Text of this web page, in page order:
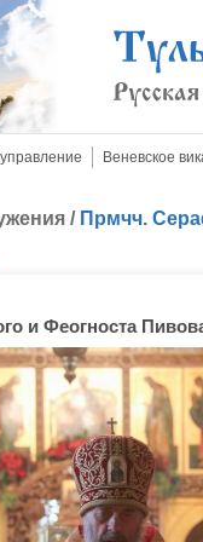
Веневское
/ Прмчч.
и Феогноста